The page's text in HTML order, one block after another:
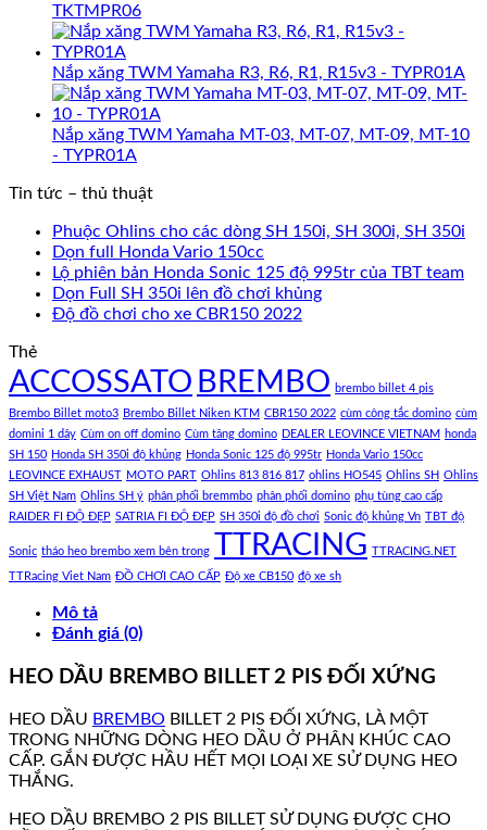
TKTMPR06
Nắp xăng TWM Yamaha R3, R6, R1, R15v3 - TYPR01A
Nắp xăng TWM Yamaha MT-03, MT-07, MT-09, MT-10
- TYPR01A
Tin tức – thủ thuật
Phuộc Ohlins cho các dòng SH 150i, SH 300i, SH 350i
Dọn full Honda Vario 150cc
Lộ phiên bản Honda Sonic 125 độ 995tr của TBT team
Dọn Full SH 350i lên đồ chơi khủng
Độ đồ chơi cho xe CBR150 2022
Thẻ
ACCOSSATO BREMBO brembo billet 4 pis
Brembo Billet moto3 Brembo Billet Niken KTM CBR150 2022 cùm công tắc domino cùm
domini 1 dây Cùm on off domino Cùm tăng domino DEALER LEOVINCE VIETNAM honda
SH 150 Honda SH 350i độ khủng Honda Sonic 125 độ 995tr Honda Vario 150cc
LEOVINCE EXHAUST MOTO PART Ohlins 813 816 817 ohlins HO545 Ohlins SH Ohlins
SH Việt Nam Ohlins SH ý phân phối bremmbo phân phối domino phụ tùng cao cấp
RAIDER FI ĐỘ ĐẸP SATRIA FI ĐỘ ĐẸP SH 350i độ đồ chơi Sonic độ khủng Vn TBT độ
Sonic tháo heo brembo xem bên trong TTRACING TTRACING.NET
TTRacing Viet Nam ĐỒ CHƠI CAO CẤP Độ xe CB150 độ xe sh
Mô tả
Đánh giá (0)
HEO DẦU BREMBO BILLET 2 PIS ĐỐI XỨNG
HEO DẦU BREMBO BILLET 2 PIS ĐỐI XỨNG, LÀ MỘT
TRONG NHỮNG DÒNG HEO DẦU Ở PHÂN KHÚC CAO
CẤP. GẮN ĐƯỢC HẦU HẾT MỌI LOẠI XE SỬ DỤNG HEO
THẮNG.
HEO DẦU BREMBO 2 PIS BILLET SỬ DỤNG ĐƯỢC CHO